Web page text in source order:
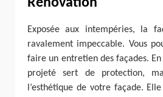
Rénovation
Exposée aux intempéries, la
ravalement impeccable. Vous
faire un entretien des façades.
projeté sert de protection,
l’esthétique de votre façade.